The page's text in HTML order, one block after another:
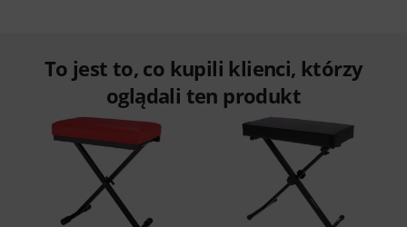
To jest to, co kupili klienci, którzy
oglądali ten produkt